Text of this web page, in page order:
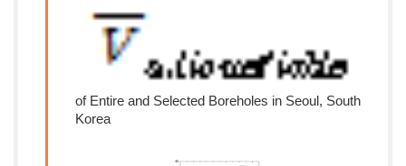
of Entire and Selected Boreholes in Seoul, South
Korea